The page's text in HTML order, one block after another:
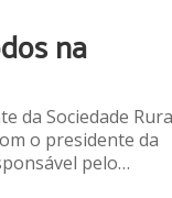
na
da Sociedade
o presidente da
pelo…